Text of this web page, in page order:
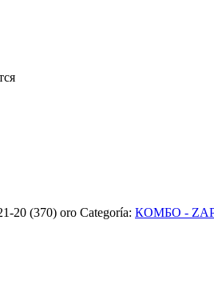
20 (370) oro Categoría: КОМБО -